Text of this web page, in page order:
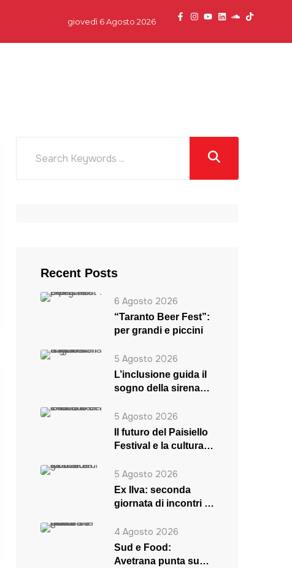
giovedì 6 Agosto 2026
Recent Posts
6 Agosto 2026
“Taranto Beer Fest”:
per grandi e piccini
5 Agosto 2026
L’inclusione guida il
sogno della sirena
5 Agosto 2026
Il futuro del Paisiello
Festival e la cultura
5 Agosto 2026
Ex Ilva: seconda
giornata di incontri a
4 Agosto 2026
Sud e Food:
Avetrana punta su